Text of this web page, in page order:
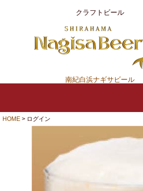
クラフトビール
南紀白浜ナギサビール
HOME ログイン